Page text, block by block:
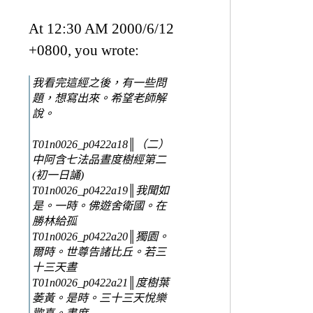
At 12:30 AM 2000/6/12
+0800, you wrote:
我看完這經之後，有一些問
題，想寫出來。希望老師解
說。
T01n0026_p0422a18║（二）
中阿含七法品晝度樹經第二
(初一日誦)
T01n0026_p0422a19║我聞如
是。一時。佛遊舍衛國。在
勝林給孤
T01n0026_p0422a20║獨園。
爾時。世尊告諸比丘。若三
十三天晝
T01n0026_p0422a21║度樹葉
萎黃。是時。三十三天悅樂